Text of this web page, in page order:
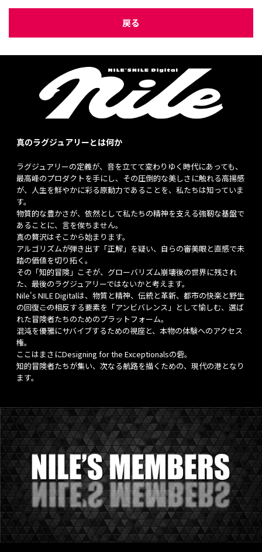
戻る
真のラグジュアリーとは何か
ラグジュアリーの定義が、音を立てて変わりゆく時代にあっても、
最高峰のプロダクトを手にし、その圧倒的な美しさに触れる高揚感
が、人生を鮮やかに彩る原動力であることを、私たちは知っていま
す。
物質的な豊かさが、依然として私たちの精神を支える強靭な基盤で
あることに、言を俟ちません。
真の贅沢はそこから始まります。
アルゴリズムが弾き出す「正解」を疑い、自らの審美眼と直感で未
踏の価値を切り拓く。
その「知的冒険」こそが、グローバリズム崩壊後の世界に残され
た、最後のラグジュアリーではないかと考えます。
Nile's NILE Digitalは、物質と精神、伝統と革新、都市の快楽と野生
の回復――この相反する要素を「アンビバレンス」として愉しむ、選ば
れた冒険者たちのためのプラットフォーム。
混沌を優雅にサバイブするための視座と、本物の体験へのアクセス
権。
ここはまさにDesigning for the Exceptionalsの砦。
知的冒険者たちが集い、次なる航路を描くための、現代の港となり
ます。